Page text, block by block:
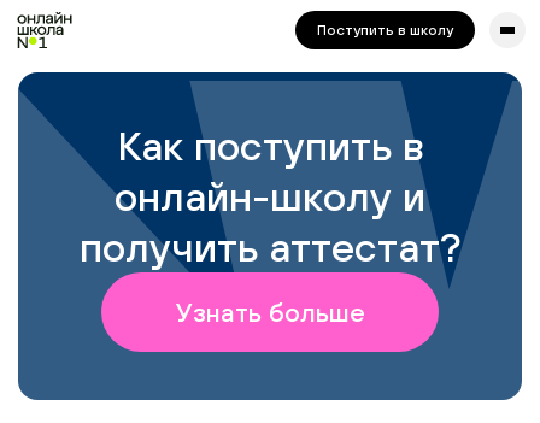
сайта. Для корректной работы попробуйте отключить VPN.
Поступить в школу
Как поступить в
онлайн-школу и
получить аттестат?
Узнать больше